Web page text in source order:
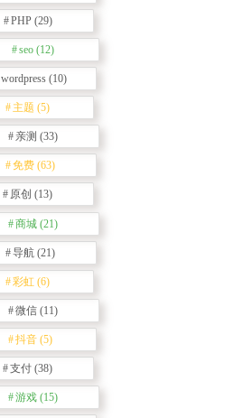
PHP(29)
seo (12)
wordpress (10)
主题 (5)
亲测 (33)
免费 (63)
原创 (13)
商城 (21)
导航 (21)
彩虹 (6)
微信 (11)
抖音 (5)
支付 (38)
游戏 (15)